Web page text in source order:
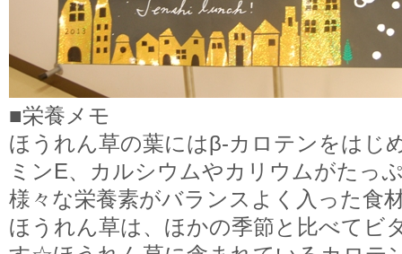
■栄養メモ
ほうれん草の葉にはβ‐カロテンをはじ
ミンE、カルシウムやカリウムがたっ
様々な栄養素がバランスよく入った食
ほうれん草は、ほかの季節と比べてビ